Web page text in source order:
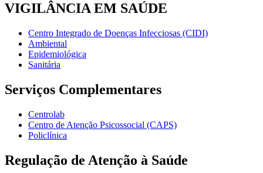
VIGILÂNCIA EM SAÚDE
Centro Integrado de Doenças Infecciosas (CIDI)
Ambiental
Epidemiológica
Sanitária
Serviços Complementares
Centrolab
Centro de Atenção Psicossocial (CAPS)
Policlínica
Regulação de Atenção à Saúde